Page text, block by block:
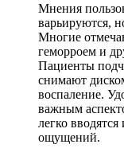
Мнения
варьируются,
Многие
геморроем и
Пациенты
снимают
воспаление.
важным
легко
ощущений.